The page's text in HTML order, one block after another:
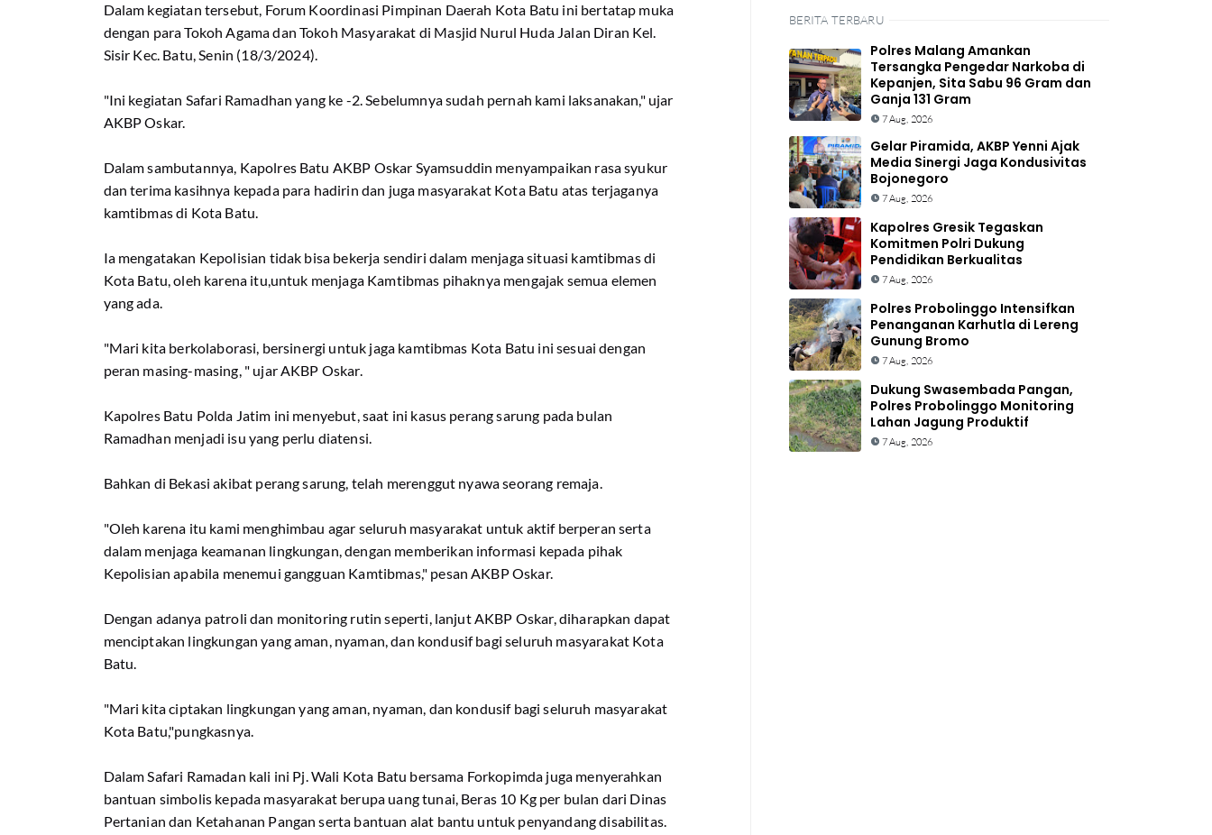
Dalam kegiatan tersebut, Forum Koordinasi Pimpinan Daerah Kota Batu ini bertatap muka
dengan para Tokoh Agama dan Tokoh Masyarakat di Masjid Nurul Huda Jalan Diran Kel.
Sisir Kec. Batu, Senin (18/3/2024).
"Ini kegiatan Safari Ramadhan yang ke -2. Sebelumnya sudah pernah kami laksanakan," ujar
AKBP Oskar.
Dalam sambutannya, Kapolres Batu AKBP Oskar Syamsuddin menyampaikan rasa syukur
dan terima kasihnya kepada para hadirin dan juga masyarakat Kota Batu atas terjaganya
kamtibmas di Kota Batu.
Ia mengatakan Kepolisian tidak bisa bekerja sendiri dalam menjaga situasi kamtibmas di
Kota Batu, oleh karena itu,untuk menjaga Kamtibmas pihaknya mengajak semua elemen
yang ada.
"Mari kita berkolaborasi, bersinergi untuk jaga kamtibmas Kota Batu ini sesuai dengan
peran masing-masing, " ujar AKBP Oskar.
Kapolres Batu Polda Jatim ini menyebut, saat ini kasus perang sarung pada bulan
Ramadhan menjadi isu yang perlu diatensi.
Bahkan di Bekasi akibat perang sarung, telah merenggut nyawa seorang remaja.
"Oleh karena itu kami menghimbau agar seluruh masyarakat untuk aktif berperan serta
dalam menjaga keamanan lingkungan, dengan memberikan informasi kepada pihak
Kepolisian apabila menemui gangguan Kamtibmas," pesan AKBP Oskar.
Dengan adanya patroli dan monitoring rutin seperti, lanjut AKBP Oskar, diharapkan dapat
menciptakan lingkungan yang aman, nyaman, dan kondusif bagi seluruh masyarakat Kota
Batu.
"Mari kita ciptakan lingkungan yang aman, nyaman, dan kondusif bagi seluruh masyarakat
Kota Batu,"pungkasnya.
Dalam Safari Ramadan kali ini Pj. Wali Kota Batu bersama Forkopimda juga menyerahkan
bantuan simbolis kepada masyarakat berupa uang tunai, Beras 10 Kg per bulan dari Dinas
Pertanian dan Ketahanan Pangan serta bantuan alat bantu untuk penyandang disabilitas.
BERITA TERBARU
Polres Malang Amankan
Tersangka Pengedar Narkoba di
Kepanjen, Sita Sabu 96 Gram dan
Ganja 131 Gram
7 Aug, 2026
Gelar Piramida, AKBP Yenni Ajak
Media Sinergi Jaga Kondusivitas
Bojonegoro
7 Aug, 2026
Kapolres Gresik Tegaskan
Komitmen Polri Dukung
Pendidikan Berkualitas
7 Aug, 2026
Polres Probolinggo Intensifkan
Penanganan Karhutla di Lereng
Gunung Bromo
7 Aug, 2026
Dukung Swasembada Pangan,
Polres Probolinggo Monitoring
Lahan Jagung Produktif
7 Aug, 2026